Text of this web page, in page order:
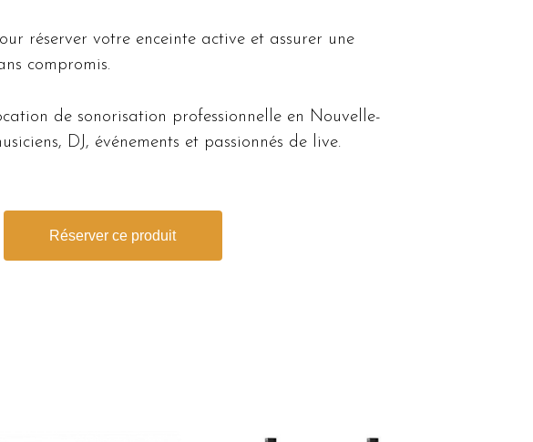
réserver votre enceinte active et assurer une
compromis.
de sonorisation professionnelle en Nouvelle-
DJ, événements et passionnés de live.
Réserver ce produit